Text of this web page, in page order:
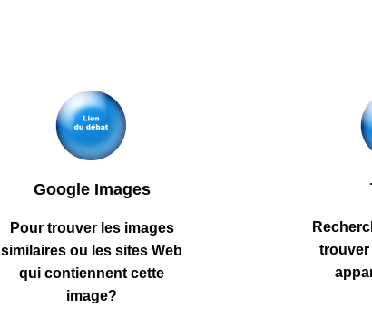
Google Images
Pour trouver les images
similaires ou les sites Web
qui contiennent cette
image?
trouver